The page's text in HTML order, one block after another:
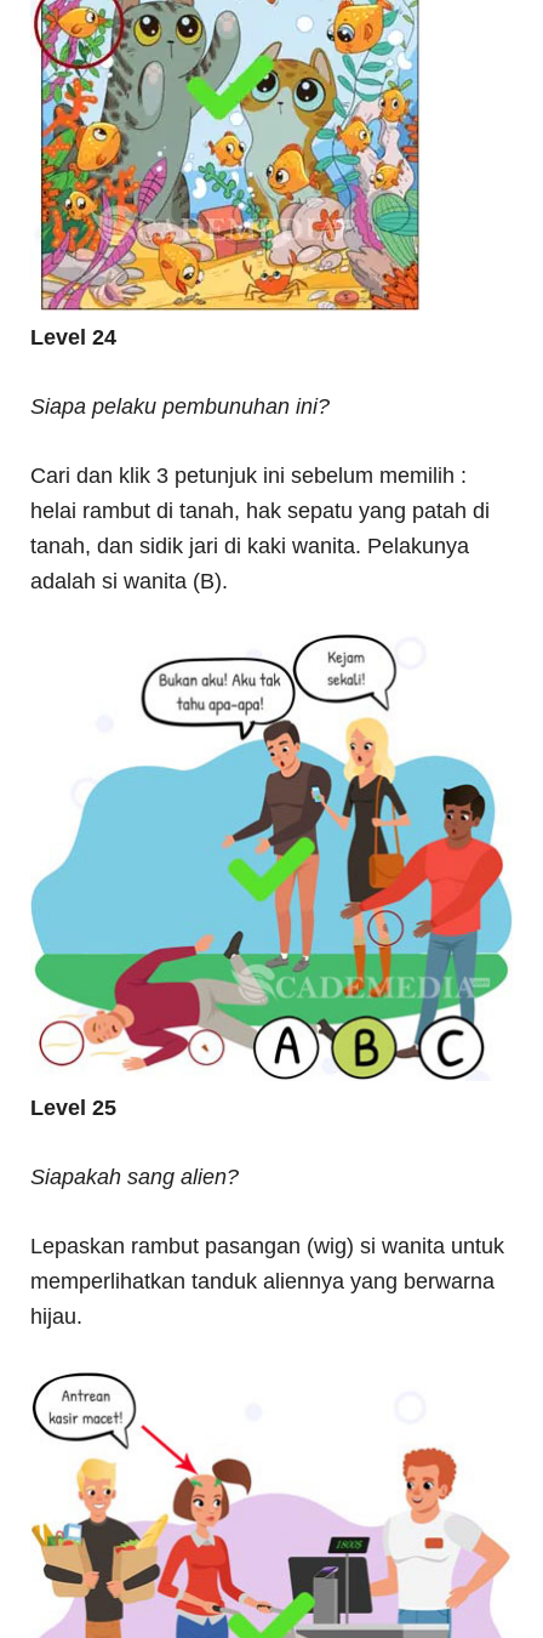
Level 24
Siapa pelaku pembunuhan ini?
Cari dan klik 3 petunjuk ini sebelum memilih :
helai rambut di tanah, hak sepatu yang patah di
tanah, dan sidik jari di kaki wanita. Pelakunya
adalah si wanita (B).
Level 25
Siapakah sang alien?
Lepaskan rambut pasangan (wig) si wanita untuk
memperlihatkan tanduk aliennya yang berwarna
hijau.